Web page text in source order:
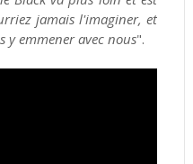
jamais l'imaginer, et
y emmener avec nous".